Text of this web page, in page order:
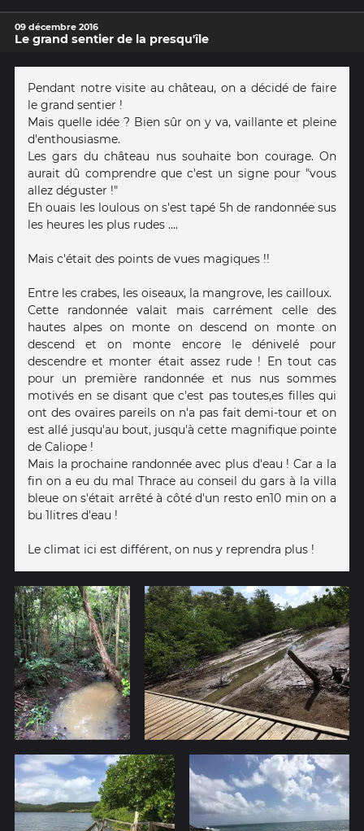
09 décembre 2016
Le grand sentier de la presqu'île
Pendant notre visite au château, on a décidé de faire
le grand sentier !
Mais quelle idée ? Bien sûr on y va, vaillante et pleine
d'enthousiasme.
Les gars du château nus souhaite bon courage. On
aurait dû comprendre que c'est un signe pour "vous
allez déguster !"
Eh ouais les loulous on s'est tapé 5h de randonnée sus
les heures les plus rudes ....
Mais c'était des points de vues magiques !!
Entre les crabes, les oiseaux, la mangrove, les cailloux.
Cette randonnée valait mais carrément celle des
hautes alpes on monte on descend on monte on
descend et on monte encore le dénivelé pour
descendre et monter était assez rude ! En tout cas
pour un première randonnée et nus nus sommes
motivés en se disant que c'est pas toutes,es filles qui
ont des ovaires pareils on n'a pas fait demi-tour et on
est allé jusqu'au bout, jusqu'à cette magnifique pointe
de Caliope !
Mais la prochaine randonnée avec plus d'eau ! Car a la
fin on a eu du mal Thrace au conseil du gars à la villa
bleue on s'était arrêté à côté d'un resto en10 min on a
bu 1litres d'eau !
Le climat ici est différent, on nus y reprendra plus !